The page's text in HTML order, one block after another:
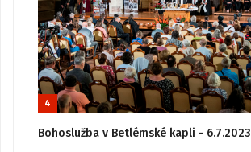
4
Bohoslužba v Betlémské kapli - 6.7.2023